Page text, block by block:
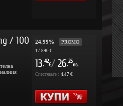
/ 100
24.99% PROMO
17.890 €
13.42
€/ 26.25
лв.
Спестявате : 4.47 €